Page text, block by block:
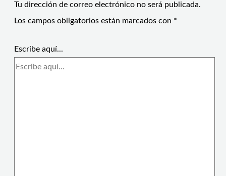
Tu dirección de correo electrónico no será publicada.
Los campos obligatorios están marcados con *
Escribe aquí...